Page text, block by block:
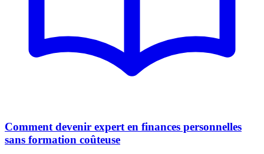
Comment devenir expert en finances personnelles
sans formation coûteuse